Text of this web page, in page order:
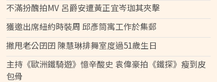
不滿扮醜拍MV 呂爵安遭黃正宜岑珈其夾擊
獲邀出席紐約時裝周 邱彥筒寓工作於集郵
撇甩老公囝囝 陳慧琳排舞室度過51歲生日
主持《歐洲鐵騎遊》憶辛酸史 袁偉豪拍《鐵探》瘦到皮
包骨